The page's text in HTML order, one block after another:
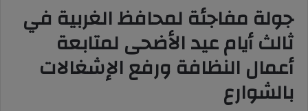
جولة مفاجئة لمحافظ الغربية في
ثالث أيام عيد الأضحى لمتابعة
أعمال النظافة ورفع الإشغالات
بالشوارع